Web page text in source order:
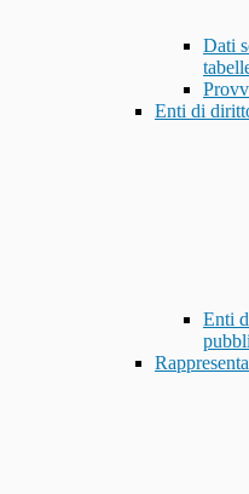
Dati
Enti di
Enti